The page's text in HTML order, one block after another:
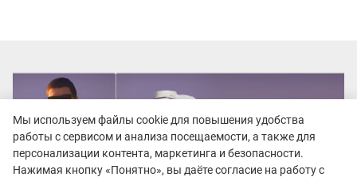
Мы используем файлы cookie для повышения удобства
работы с сервисом и анализа посещаемости, а также для
персонализации контента, маркетинга и безопасности.
Нажимая кнопку «Понятно», вы даёте согласие на работу с